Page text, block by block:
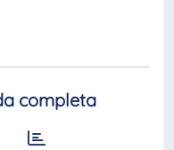
completa